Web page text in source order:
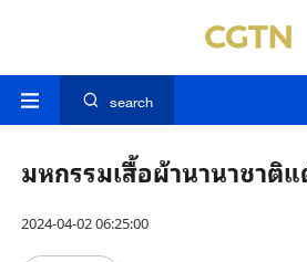
search
มหกรรมเสื้อผ้านานาชาติ
2024-04-02 06:25:00